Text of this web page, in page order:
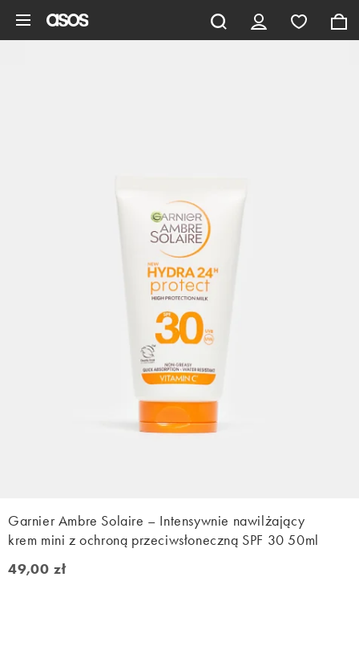
Garnier Ambre Solaire – Intensywnie nawilżający
krem mini z ochroną przeciwsłoneczną SPF 30 50ml
49,00 zł
49,00 zł